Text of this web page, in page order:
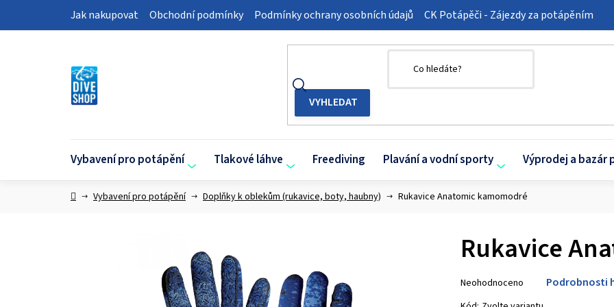
Jak nakupovat Obchodní podmínky Podmínky ochrany osobních údajů CK Potápěči - Zájezdy za potápěním
Vybavení pro potápění Tlakové láhve Freediving Plavání a vodní sporty Výprodej a bazár
DomůVybavení pro potápění Doplňky k oblekům (rukavice, boty, haubny) Rukavice Anatomic kamomodré
Rukavice
hodnocení
Neohodnoceno Podrobnosti